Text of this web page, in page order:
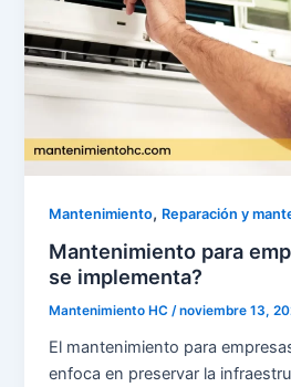
Mantenimiento, Reparación y
Mantenimiento para
se implementa?
Mantenimiento HC/noviembre 13,
El mantenimiento para
enfoca en preservar la